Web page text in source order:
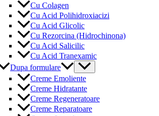
Cu Colagen
Cu Acid Polihidroxiacizi
Cu Acid Glicolic
Cu Rezorcina (Hidrochinona)
Cu Acid Salicilic
Cu Acid Tranexamic
Dupa formulare
Menu
Toggle
Creme Emoliente
Creme Hidratante
Creme Regeneratoare
Creme Reparatoare